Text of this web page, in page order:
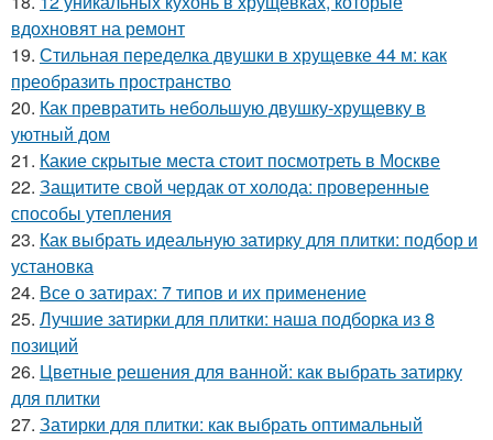
вдохновят на ремонт
19. Стильная переделка двушки в хрущевке 44 м: как
преобразить пространство
20. Как превратить небольшую двушку-хрущевку в
уютный дом
21. Какие скрытые места стоит посмотреть в Москве
22. Защитите свой чердак от холода: проверенные
способы утепления
23. Как выбрать идеальную затирку для плитки: подбор и
установка
24. Все о затирах: 7 типов и их применение
25. Лучшие затирки для плитки: наша подборка из 8
позиций
26. Цветные решения для ванной: как выбрать затирку
для плитки
27. Затирки для плитки: как выбрать оптимальный